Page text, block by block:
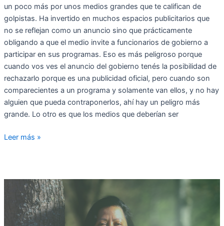
un poco más por unos medios grandes que te califican de
golpistas. Ha invertido en muchos espacios publicitarios que
no se reflejan como un anuncio sino que prácticamente
obligando a que el medio invite a funcionarios de gobierno a
participar en sus programas. Eso es más peligroso porque
cuando vos ves el anuncio del gobierno tenés la posibilidad de
rechazarlo porque es una publicidad oficial, pero cuando son
comparecientes a un programa y solamente van ellos, y no hay
alguien que pueda contraponerlos, ahí hay un peligro más
grande. Lo otro es que los medios que deberían ser
Leer más »
decidimos
activistas,